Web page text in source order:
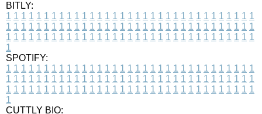
BITLY:
1 1 1 1 1 1 1 1 1 1 1 1 1 1 1 1 1 1 1 1 1 1 1 1 1 1 1 1 1 1 1 1 1
1 1 1 1 1 1 1 1 1 1 1 1 1 1 1 1 1 1 1 1 1 1 1 1 1 1 1 1 1 1 1 1 1
1 1 1 1 1 1 1 1 1 1 1 1 1 1 1 1 1 1 1 1 1 1 1 1 1 1 1 1 1 1 1 1 1
1
SPOTIFY:
1 1 1 1 1 1 1 1 1 1 1 1 1 1 1 1 1 1 1 1 1 1 1 1 1 1 1 1 1 1 1 1 1
1 1 1 1 1 1 1 1 1 1 1 1 1 1 1 1 1 1 1 1 1 1 1 1 1 1 1 1 1 1 1 1 1
1 1 1 1 1 1 1 1 1 1 1 1 1 1 1 1 1 1 1 1 1 1 1 1 1 1 1 1 1 1 1 1 1
1
CUTTLY BIO: